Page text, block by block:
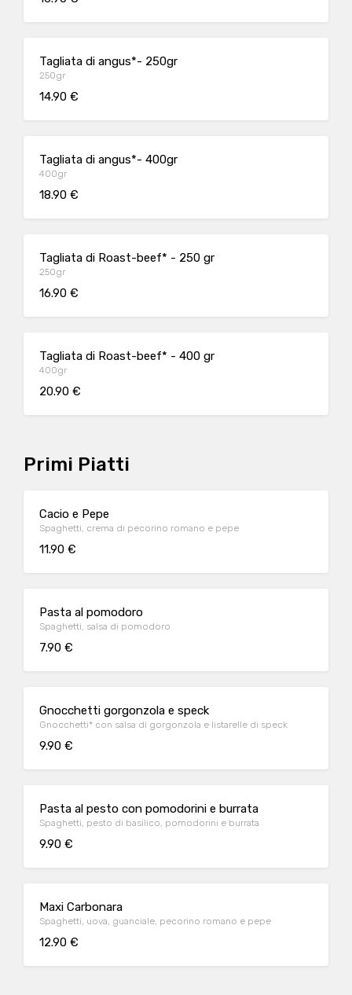
Tagliata di angus*- 250gr
250gr
14.90 €
Tagliata di angus*- 400gr
400gr
18.90 €
Tagliata di Roast-beef* - 250 gr
250gr
16.90 €
Tagliata di Roast-beef* - 400 gr
400gr
20.90 €
Primi Piatti
Cacio e Pepe
Spaghetti, crema di pecorino romano e pepe
11.90 €
Pasta al pomodoro
Spaghetti, salsa di pomodoro
7.90 €
Gnocchetti gorgonzola e speck
Gnocchetti* con salsa di gorgonzola e listarelle di speck
9.90 €
Pasta al pesto con pomodorini e burrata
Spaghetti, pesto di basilico, pomodorini e burrata
9.90 €
Maxi Carbonara
Spaghetti, uova, guanciale, pecorino romano e pepe
12.90 €